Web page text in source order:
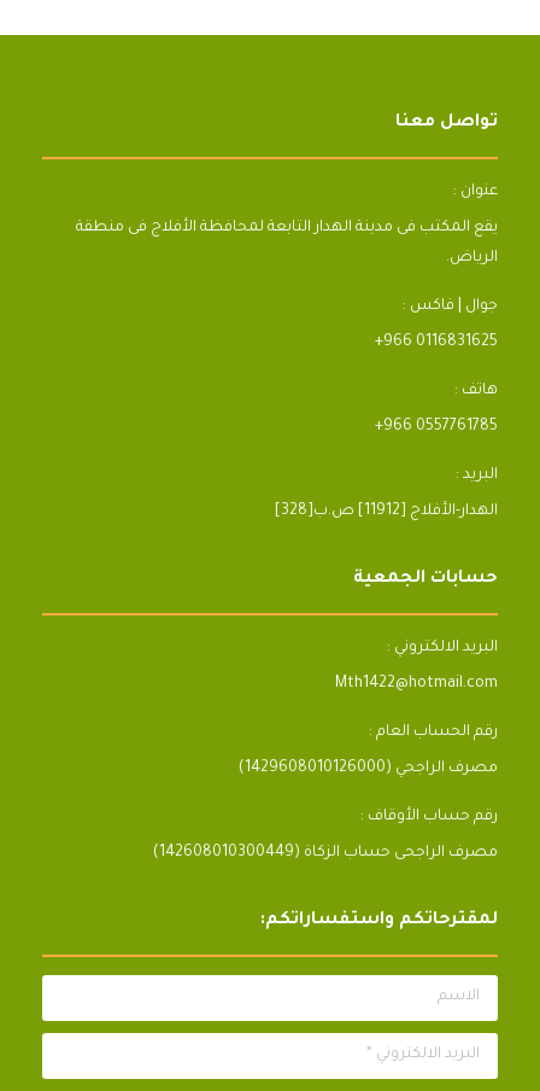
تواصل معنا
عنوان :
يقع المكتب فى مدينة الهدار التابعة لمحافظة الأفلاج فى منطقة
الرياض.
جوال | فاكس :
+966 0116831625
هاتف :
+966 0557761785
البريد :
[328]الهدار-الأفلاج [11912] ص.ب
حسابات الجمعية
البريد الالكتروني :
Mth1422@hotmail.com
رقم الحساب العام :
مصرف الراجحي (1429608010126000)
رقم حساب الأوقاف :
مصرف الراجحى حساب الزكاة (142608010300449)
لمقترحاتكم واستفساراتكم:
الاسم
البريد الالكتروني *